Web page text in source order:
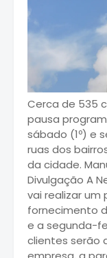
Cerca de 535
pausa
sábado (1º) e
ruas dos
da cidade.
Divulgação A
vai realizar um
fornecimento
e a segunda-
clientes serão